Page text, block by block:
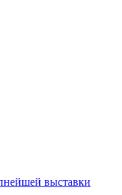
выставки